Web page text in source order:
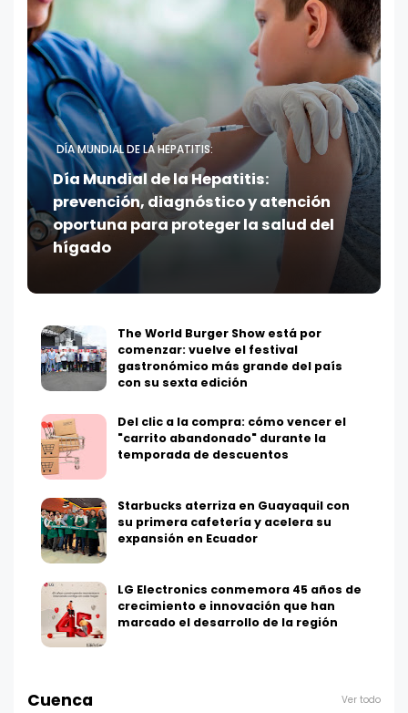
DÍA MUNDIAL DE LA HEPATITIS:
Día Mundial de la Hepatitis:
prevención, diagnóstico y atención
oportuna para proteger la salud del
hígado
The World Burger Show está por
comenzar: vuelve el festival
gastronómico más grande del país
con su sexta edición
Del clic a la compra: cómo vencer el
"carrito abandonado" durante la
temporada de descuentos
Starbucks aterriza en Guayaquil con
su primera cafetería y acelera su
expansión en Ecuador
LG Electronics conmemora 45 años de
crecimiento e innovación que han
marcado el desarrollo de la región
Cuenca Ver todo